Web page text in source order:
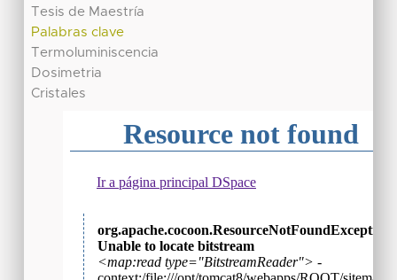
Tesis de Maestría
Palabras clave
Termoluminiscencia
Dosimetria
Cristales